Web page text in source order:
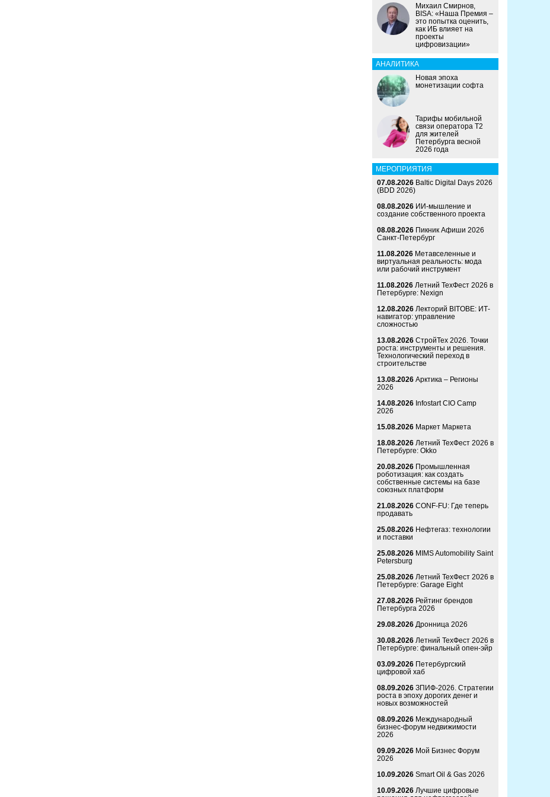
Михаил Смирнов,
BISA: «Наша Премия –
это попытка оценить,
как ИБ влияет на
проекты
цифровизации»
АНАЛИТИКА
Новая эпоха
монетизации софта
Тарифы мобильной
связи оператора Т2
для жителей
Петербурга весной
2026 года
МЕРОПРИЯТИЯ
07.08.2026 Baltic Digital Days 2026
(BDD 2026)
08.08.2026 ИИ-мышление и
создание собственного проекта
08.08.2026 Пикник Афиши 2026
Санкт-Петербург
11.08.2026 Метавселенные и
виртуальная реальность: мода
или рабочий инструмент
11.08.2026 Летний ТехФест 2026 в
Петербурге: Nexign
12.08.2026 Лекторий BITOBE: ИТ-
навигатор: управление
сложностью
13.08.2026 СтройТех 2026. Точки
роста: инструменты и решения.
Технологический переход в
строительстве
13.08.2026 Арктика – Регионы
2026
14.08.2026 Infostart CIO Camp
2026
15.08.2026 Маркет Маркета
18.08.2026 Летний ТехФест 2026 в
Петербурге: Okko
20.08.2026 Промышленная
роботизация: как создать
собственные системы на базе
союзных платформ
21.08.2026 CONF-FU: Где теперь
продавать
25.08.2026 Нефтегаз: технологии
и поставки
25.08.2026 MIMS Automobility Saint
Petersburg
25.08.2026 Летний ТехФест 2026 в
Петербурге: Garage Eight
27.08.2026 Рейтинг брендов
Петербурга 2026
29.08.2026 Дронница 2026
30.08.2026 Летний ТехФест 2026 в
Петербурге: финальный опен-эйр
03.09.2026 Петербургский
цифровой хаб
08.09.2026 ЗПИФ-2026. Стратегии
роста в эпоху дорогих денег и
новых возможностей
08.09.2026 Международный
бизнес-форум недвижимости
2026
09.09.2026 Мой Бизнес Форум
2026
10.09.2026 Smart Oil & Gas 2026
10.09.2026 Лучшие цифровые